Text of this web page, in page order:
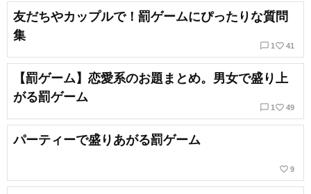
友だちやカップルで！罰ゲームにぴったりな質問
集
chat_bubble_outline 1 favorite_border 41
【罰ゲーム】恋愛系のお題まとめ。男女で盛り上
がる罰ゲーム
chat_bubble_outline 1 favorite_border 49
パーティーで盛りあがる罰ゲーム
favorite_border 9